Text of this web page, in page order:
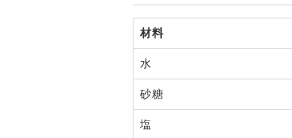
材料
水
砂糖
塩